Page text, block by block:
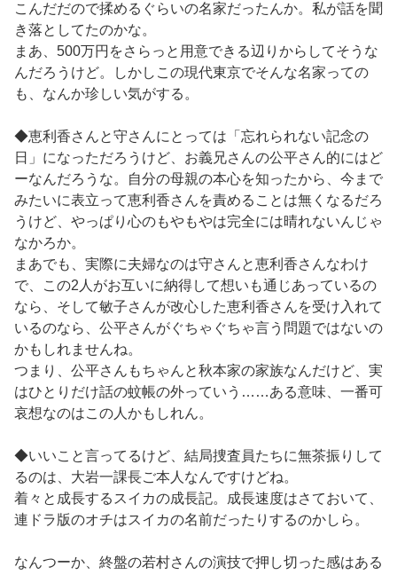
こんだだので揉めるぐらいの名家だったんか。私が話を聞
き落としてたのかな。
まあ、500万円をさらっと用意できる辺りからしてそうな
んだろうけど。しかしこの現代東京でそんな名家っての
も、なんか珍しい気がする。
◆恵利香さんと守さんにとっては「忘れられない記念の
日」になっただろうけど、お義兄さんの公平さん的にはど
ーなんだろうな。自分の母親の本心を知ったから、今まで
みたいに表立って恵利香さんを責めることは無くなるだろ
うけど、やっぱり心のもやもやは完全には晴れないんじゃ
なかろか。
まあでも、実際に夫婦なのは守さんと恵利香さんなわけ
で、この2人がお互いに納得して想いも通じあっているの
なら、そして敏子さんが改心した恵利香さんを受け入れて
いるのなら、公平さんがぐちゃぐちゃ言う問題ではないの
かもしれませんね。
つまり、公平さんもちゃんと秋本家の家族なんだけど、実
はひとりだけ話の蚊帳の外っていう……ある意味、一番可
哀想なのはこの人かもしれん。
◆いいこと言ってるけど、結局捜査員たちに無茶振りして
るのは、大岩一課長ご本人なんですけどね。
着々と成長するスイカの成長記。成長速度はさておいて、
連ドラ版のオチはスイカの名前だったりするのかしら。
なんつーか、終盤の若村さんの演技で押し切った感はある